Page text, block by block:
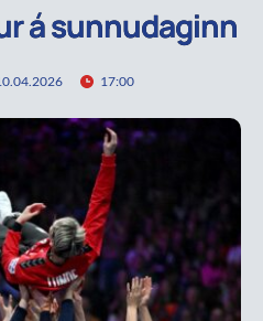
á sunnudaginn
17:00